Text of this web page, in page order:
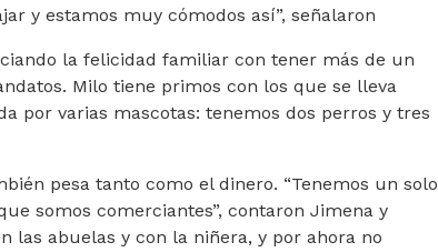
y estamos muy cómodos así”, señalaron
la felicidad familiar con tener más de un
Milo tiene primos con los que se lleva
por varias mascotas: tenemos dos perros y tres
pesa tanto como el dinero. “Tenemos un solo
somos comerciantes”, contaron Jimena y
las abuelas y con la niñera, y por ahora no